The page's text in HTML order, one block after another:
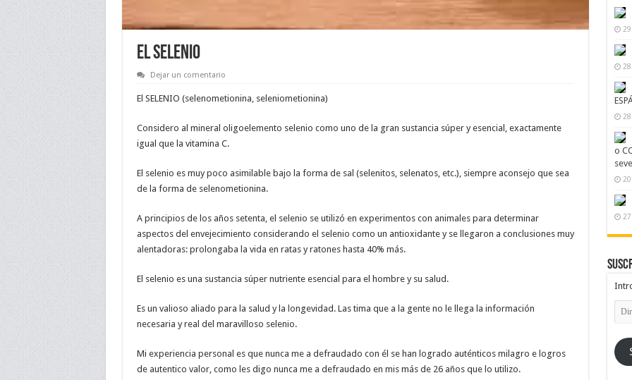
EL SELENIO
Dejar un comentario
El SELENIO (selenometionina, seleniometionina)
Considero al mineral oligoelemento selenio como uno de la gran sustancia súper y esencial, exactamente
igual que la vitamina C.
El selenio es muy poco asimilable bajo la forma de sal (selenitos, selenatos, etc.), siempre aconsejo que sea
de la forma de selenometionina.
A principios de los años setenta, el selenio se utilizó en experimentos con animales para determinar
aspectos del envejecimiento considerando el selenio como un antioxidante y se llegaron a conclusiones muy
alentadoras: prolongaba la vida en ratas y ratones hasta 40% más.
El selenio es una sustancia súper nutriente esencial para el hombre y su salud.
Es un valioso aliado para la salud y la longevidad. Las tima que a la gente no le llega la información
necesaria y real del maravilloso selenio.
Mi experiencia personal es que nunca me a defraudado con él se han logrado auténticos milagro e logros
de autentico valor, como les digo nunca me a defraudado en mis más de 26 años que lo utilizo.
o
de